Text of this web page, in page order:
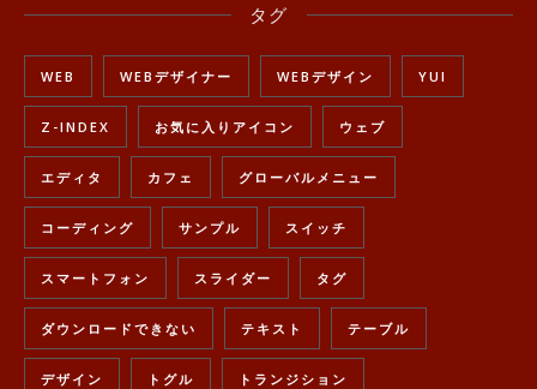
タグ
WEB WEBデザイナー WEBデザイン YUI
Z-INDEX お気に入りアイコン ウェブ
エディタ カフェ グローバルメニュー
コーディング サンプル スイッチ
スマートフォン スライダー タグ
ダウンロードできない テキスト テーブル
デザイン トグル トランジション